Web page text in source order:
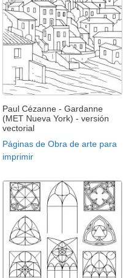
Paul Cézanne - Gardanne
(MET Nueva York) - versión
vectorial
Páginas de Obra de arte para
imprimir